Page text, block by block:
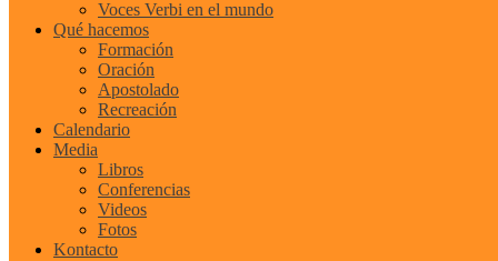
Voces Verbi en el mundo
Qué hacemos
Formación
Oración
Apostolado
Recreación
Calendario
Media
Libros
Conferencias
Videos
Fotos
Kontacto